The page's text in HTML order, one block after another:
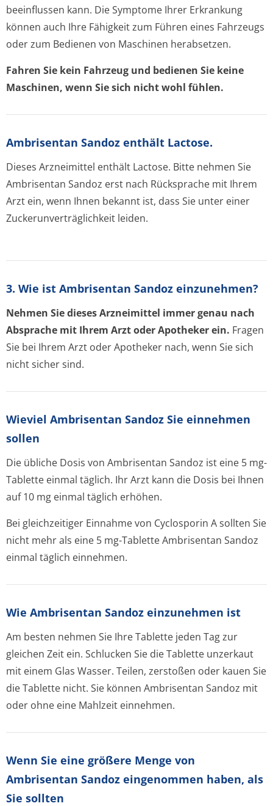
beeinflussen kann. Die Symptome Ihrer Erkrankung
können auch Ihre Fähigkeit zum Führen eines Fahrzeugs
oder zum Bedienen von Maschinen herabsetzen.
Fahren Sie kein Fahrzeug und bedienen Sie keine
Maschinen, wenn Sie sich nicht wohl fühlen.
Ambrisentan Sandoz enthält Lactose.
Dieses Arzneimittel enthält Lactose. Bitte nehmen Sie
Ambrisentan Sandoz erst nach Rücksprache mit Ihrem
Arzt ein, wenn Ihnen bekannt ist, dass Sie unter einer
Zuckerunverträglichke­it leiden.
3. Wie ist Ambrisentan Sandoz einzunehmen?
Nehmen Sie dieses Arzneimittel immer genau nach
Absprache mit Ihrem Arzt oder Apotheker ein. Fragen
Sie bei Ihrem Arzt oder Apotheker nach, wenn Sie sich
nicht sicher sind.
Wieviel Ambrisentan Sandoz Sie einnehmen
sollen
Die übliche Dosis von Ambrisentan Sandoz ist eine 5 mg-
Tablette einmal täglich. Ihr Arzt kann die Dosis bei Ihnen
auf 10 mg einmal täglich erhöhen.
Bei gleichzeitiger Einnahme von Cyclosporin A sollten Sie
nicht mehr als eine 5 mg-Tablette Ambrisentan Sandoz
einmal täglich einnehmen.
Wie Ambrisentan Sandoz einzunehmen ist
Am besten nehmen Sie Ihre Tablette jeden Tag zur
gleichen Zeit ein. Schlucken Sie die Tablette unzerkaut
mit einem Glas Wasser. Teilen, zerstoßen oder kauen Sie
die Tablette nicht. Sie können Ambrisentan Sandoz mit
oder ohne eine Mahlzeit einnehmen.
Wenn Sie eine größere Menge von
Ambrisentan Sandoz eingenommen haben, als
Sie sollten